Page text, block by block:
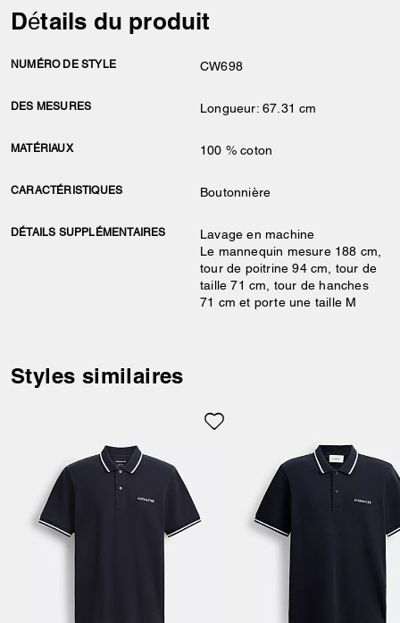
Détails du produit
NUMÉRO DE STYLE CW698
DES MESURES Longueur: 67.31 cm
MATÉRIAUX 100 % coton
CARACTÉRISTIQUES Boutonnière
DÉTAILS SUPPLÉMENTAIRES
Lavage en machine
Le mannequin mesure 188 cm,
tour de poitrine 94 cm, tour de
taille 71 cm, tour de hanches
71 cm et porte une taille M
Styles similaires